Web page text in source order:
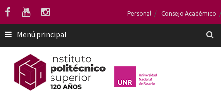
Saltar
contenido
Personal Consejo Académico
Menú principal